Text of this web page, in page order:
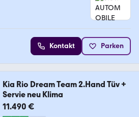
Kontakt Parken
Kia Rio Dream Team 2.Hand Tüv +
Servie neu Klima
11.490 €